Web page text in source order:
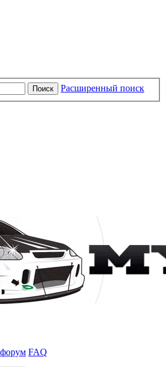
Поиск Расширенный поиск
FAQ